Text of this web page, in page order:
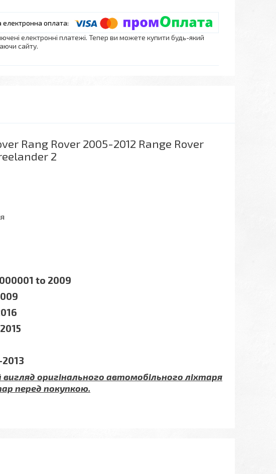
електронні платежі. Тепер ви можете купити будь-який
сайту.
Rang Rover 2005-2012 Range Rover
2
to 2009
оригінального автомобільного ліхтаря
перед покупкою.